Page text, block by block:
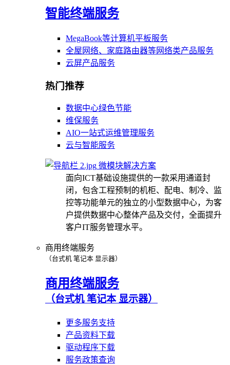
智能终端服务
MegaBook等计算机平板服务
全屋网络、家庭路由器等网络类产品服务
云屏产品服务
热门推荐
数据中心绿色节能
维保服务
AIO一站式运维管理服务
云与智能服务
微模块解决方案
面向ICT基础设施提供的一款采用通道封
闭，包含工程预制的机柜、配电、制冷、监
控等功能单元的独立的小型数据中心，为客
户提供数据中心整体产品及交付，全面提升
客户IT服务管理水平。
商用终端服务
（台式机 笔记本 显示器）
商用终端服务
（台式机 笔记本 显示器）
更多服务支持
产品资料下载
驱动程序下载
服务政策查询